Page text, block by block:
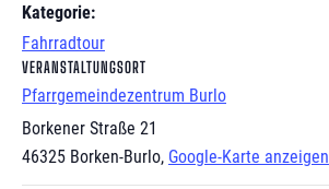
Kategorie:
Fahrradtour
VERANSTALTUNGSORT
Pfarrgemeindezentrum Burlo
Borkener Straße 21
46325 Borken-Burlo, Google-Karte anzeigen